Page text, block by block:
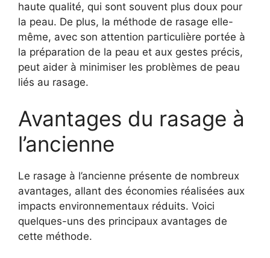
haute qualité, qui sont souvent plus doux pour
la peau. De plus, la méthode de rasage elle-
même, avec son attention particulière portée à
la préparation de la peau et aux gestes précis,
peut aider à minimiser les problèmes de peau
liés au rasage.
Avantages du rasage à
l’ancienne
Le rasage à l’ancienne présente de nombreux
avantages, allant des économies réalisées aux
impacts environnementaux réduits. Voici
quelques-uns des principaux avantages de
cette méthode.